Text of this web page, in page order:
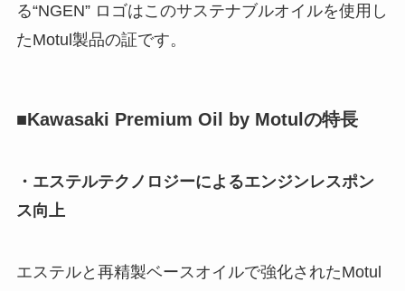
る“NGEN” ロゴはこのサステナブルオイルを使用し
たMotul製品の証です。
■Kawasaki Premium Oil by Motulの特長
・エステルテクノロジーによるエンジンレスポン
ス向上
エステルと再精製ベースオイルで強化されたMotul